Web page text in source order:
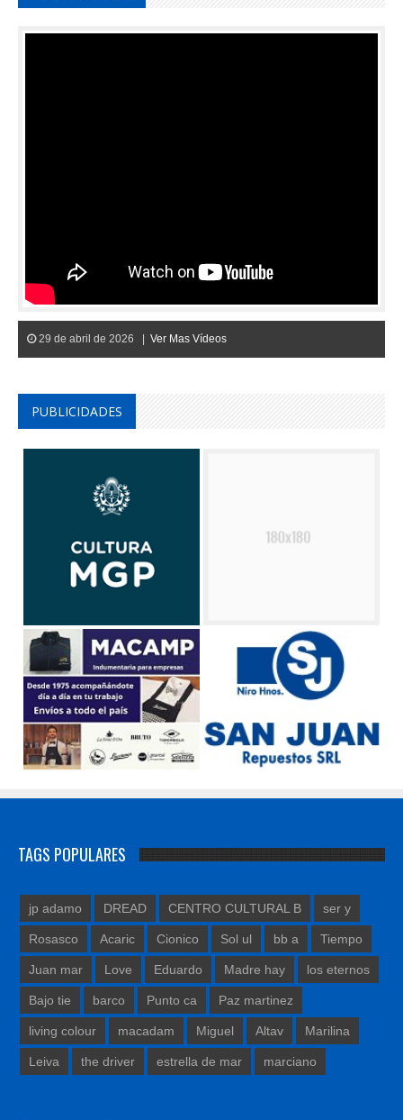
29 de abril de 2026 | Ver Mas Vídeos
PUBLICIDADES
TAGS POPULARES
jp adamo DREAD CENTRO CULTURAL B ser y
Rosasco Acaric Cionico Sol ul bb a Tiempo
Juan mar Love Eduardo Madre hay los eternos
Bajo tie barco Punto ca Paz martinez
living colour macadam Miguel Altav Marilina
Leiva the driver estrella de mar marciano